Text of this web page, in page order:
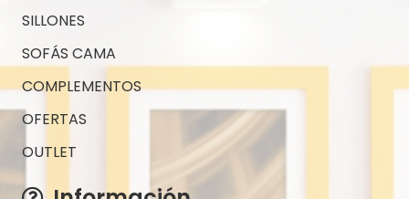
SILLONES
SOFÁS CAMA
COMPLEMENTOS
OFERTAS
OUTLET